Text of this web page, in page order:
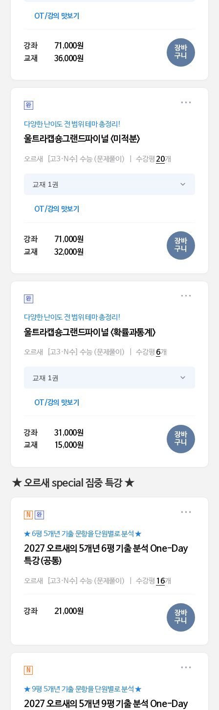
OT/강의 맛보기
강좌
71,000원
교재
36,000원
장바
구니
완
다양한 난이도 전 범위 테마 총정리!
울트라캡숑그랜드파이널 <미적분>
오르새 [고3·N수] 수능 (문제풀이) 수강평 20개
교재 1권
OT/강의 맛보기
강좌
71,000원
교재
32,000원
장바
구니
완
다양한 난이도 전 범위 테마 총정리!
울트라캡숑그랜드파이널 <확률과통계>
오르새 [고3·N수] 수능 (문제풀이) 수강평 6개
교재 1권
OT/강의 맛보기
강좌
31,000원
교재
15,000원
장바
구니
★ 오르새 special 집중 특강 ★
N 완
★ 6평 5개년 기출 문항을 단원별로 분석 ★
2027 오르새의 5개년 6평 기출 분석 One-Day
특강(공통)
오르새 [고3·N수] 수능 (문제풀이) 수강평 16개
강좌 21,000원
장바
구니
N
★ 9평 5개년 기출 문항을 단원별로 분석 ★
2027 오르새의 5개년 9평 기출 분석 One-Day